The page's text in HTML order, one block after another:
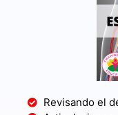
Revisando el